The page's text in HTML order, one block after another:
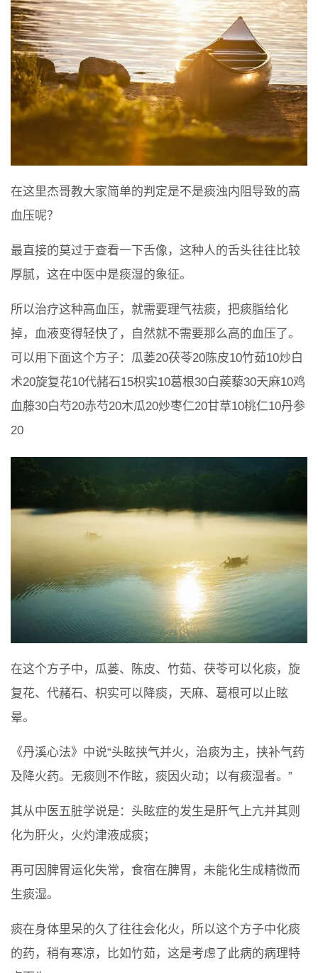
在这里杰哥教大家简单的判定是不是痰浊内阻导致的高
血压呢？
最直接的莫过于查看一下舌像，这种人的舌头往往比较
厚腻，这在中医中是痰湿的象征。
所以治疗这种高血压，就需要理气祛痰，把痰脂给化
掉，血液变得轻快了，自然就不需要那么高的血压了。
可以用下面这个方子：瓜蒌20茯苓20陈皮10竹茹10炒白
术20旋复花10代赭石15枳实10葛根30白蒺藜30天麻10鸡
血藤30白芍20赤芍20木瓜20炒枣仁20甘草10桃仁10丹参
20
在这个方子中，瓜蒌、陈皮、竹茹、茯苓可以化痰，旋
复花、代赭石、枳实可以降痰，天麻、葛根可以止眩
晕。
《丹溪心法》中说“头眩挟气并火，治痰为主，挟补气药
及降火药。无痰则不作眩，痰因火动；以有痰湿者。”
其从中医五脏学说是：头眩症的发生是肝气上亢并其则
化为肝火，火灼津液成痰；
再可因脾胃运化失常，食宿在脾胃，未能化生成精微而
生痰湿。
痰在身体里呆的久了往往会化火，所以这个方子中化痰
的药，稍有寒凉，比如竹茹，这是考虑了此病的病理特